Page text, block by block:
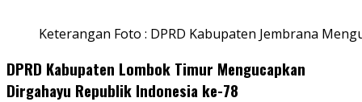
Keterangan Foto : DPRD Kabupaten Jembrana
DPRD Kabupaten Lombok Timur Mengucapkan
Dirgahayu Republik Indonesia ke-78